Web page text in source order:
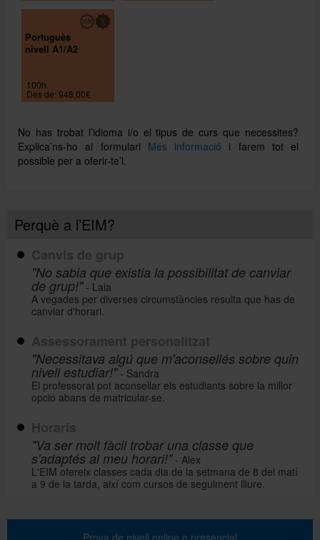
Portuguès
nivell A1/A2
100h.
Des de: 948,00€
No has trobat l’idioma i/o el tipus de curs que necessites?
Explica’ns-ho al formulari Més informació i farem tot el
possible per a oferir-te’l.
Perquè a l’EIM?
Canvis de grup
"No sabia que existia la possibilitat de canviar
de grup!"- Laia
A vegades per diverses circumstàncies resulta que has de
canviar d'horari.
Assessorament personalitzat
"Necessitava algú que m'aconsellés sobre quin
nivell estudiar!"- Sandra
El professorat pot aconsellar els estudiants sobre la millor
opció abans de matricular-se.
Horaris
"Va ser molt fàcil trobar una classe que
s'adaptés al meu horari!"- Alex
L'EIM ofereix classes cada dia de la setmana de 8 del matí
a 9 de la tarda, així com cursos de seguiment lliure.